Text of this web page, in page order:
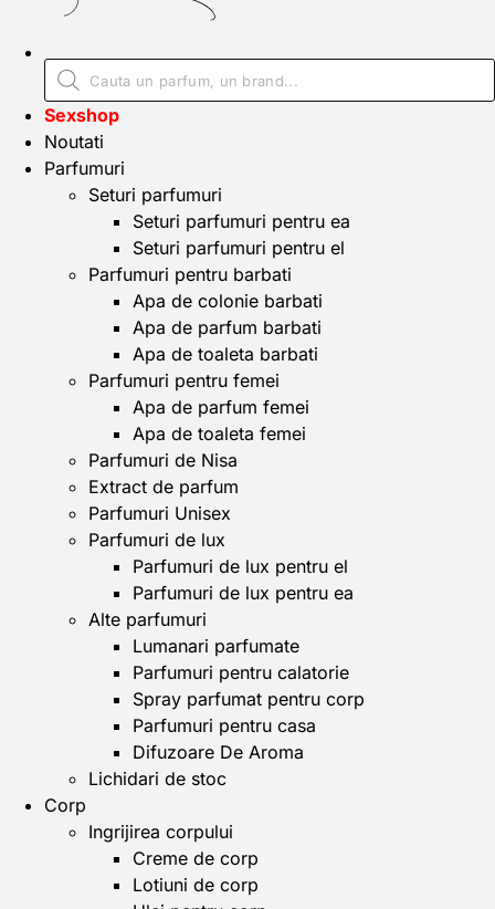
Sexshop
Noutati
Parfumuri
Seturi parfumuri
Seturi parfumuri pentru ea
Seturi parfumuri pentru el
Parfumuri pentru barbati
Apa de colonie barbati
Apa de parfum barbati
Apa de toaleta barbati
Parfumuri pentru femei
Apa de parfum femei
Apa de toaleta femei
Parfumuri de Nisa
Extract de parfum
Parfumuri Unisex
Parfumuri de lux
Parfumuri de lux pentru el
Parfumuri de lux pentru ea
Alte parfumuri
Lumanari parfumate
Parfumuri pentru calatorie
Spray parfumat pentru corp
Parfumuri pentru casa
Difuzoare De Aroma
Lichidari de stoc
Corp
Ingrijirea corpului
Creme de corp
Lotiuni de corp